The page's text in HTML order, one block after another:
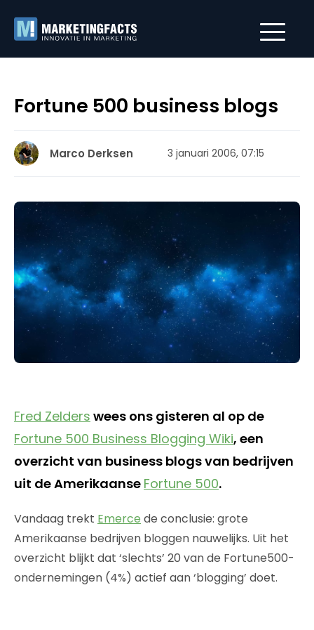
Fortune 500 business blogs
Marco Derksen 3 januari 2006, 07:15
Fred Zelders wees ons gisteren al op de
Fortune 500 Business Blogging Wiki, een
overzicht van business blogs van bedrijven
uit de Amerikaanse Fortune 500.
Vandaag trekt Emerce de conclusie: grote
Amerikaanse bedrijven bloggen nauwelijks. Uit het
overzicht blijkt dat ‘slechts’ 20 van de Fortune500-
ondernemingen (4%) actief aan ‘blogging’ doet.